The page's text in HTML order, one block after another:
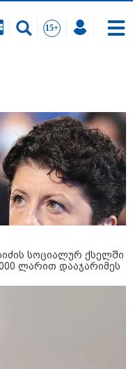
სოციალურ ქსელში
ლარით დააჯარიმეს